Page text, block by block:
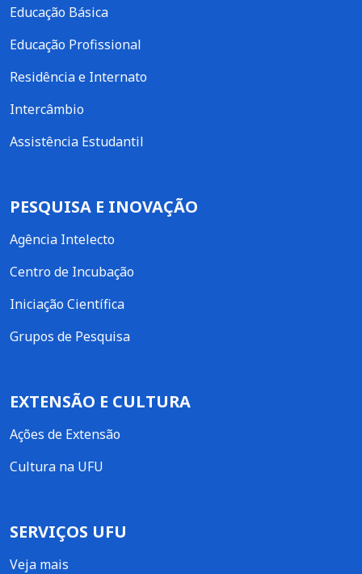
Educação Básica
Educação Profissional
Residência e Internato
Intercâmbio
Assistência Estudantil
PESQUISA E INOVAÇÃO
Agência Intelecto
Centro de Incubação
Iniciação Científica
Grupos de Pesquisa
EXTENSÃO E CULTURA
Ações de Extensão
Cultura na UFU
SERVIÇOS UFU
Veja mais